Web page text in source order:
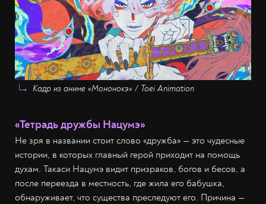
Кадр из аниме «Мононокэ» / Toei Animation
«Тетрадь дружбы Нацумэ»
Не зря в названии стоит слово «дружба» — это чудесные
истории, в которых главный герой приходит на помощь
духам. Такаси Нацумэ видит призраков, богов и бесов, а
после переезда в местность, где жила его бабушка,
обнаруживает, что существа преследуют его. Причина —